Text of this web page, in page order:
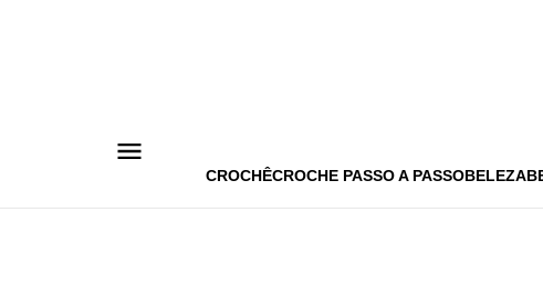
CROCHÊCROCHE PASSO A PASSOBELEZA